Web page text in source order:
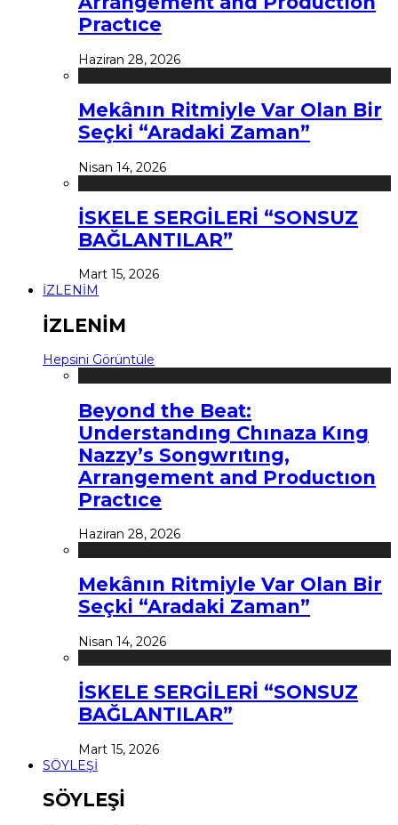
Practıce
Haziran 28, 2026
Mekânın Ritmiyle Var Olan Bir
Seçki “Aradaki Zaman”
Nisan 14, 2026
İSKELE SERGİLERİ “SONSUZ
BAĞLANTILAR”
Mart 15, 2026
İZLENİM
İZLENİM
Hepsini Görüntüle
Beyond the Beat:
Understandıng Chınaza Kıng
Nazzy’s Songwrıtıng,
Arrangement and Productıon
Practıce
Haziran 28, 2026
Mekânın Ritmiyle Var Olan Bir
Seçki “Aradaki Zaman”
Nisan 14, 2026
İSKELE SERGİLERİ “SONSUZ
BAĞLANTILAR”
Mart 15, 2026
SÖYLEŞİ
SÖYLEŞİ